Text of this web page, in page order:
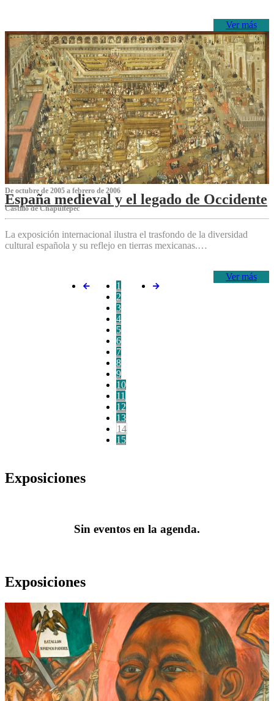
Ver más
De octubre de 2005 a febrero de 2006
España medieval y el legado de Occidente
Castillo de Chapultepec
La exposición internacional ilustra el trasfondo de la diversidad
cultural española y su reflejo en tierras mexicanas.…
Ver más
1
2
3
4
5
6
7
8
9
10
11
12
13
14
15
Exposiciones
Sin eventos en la agenda.
Exposiciones